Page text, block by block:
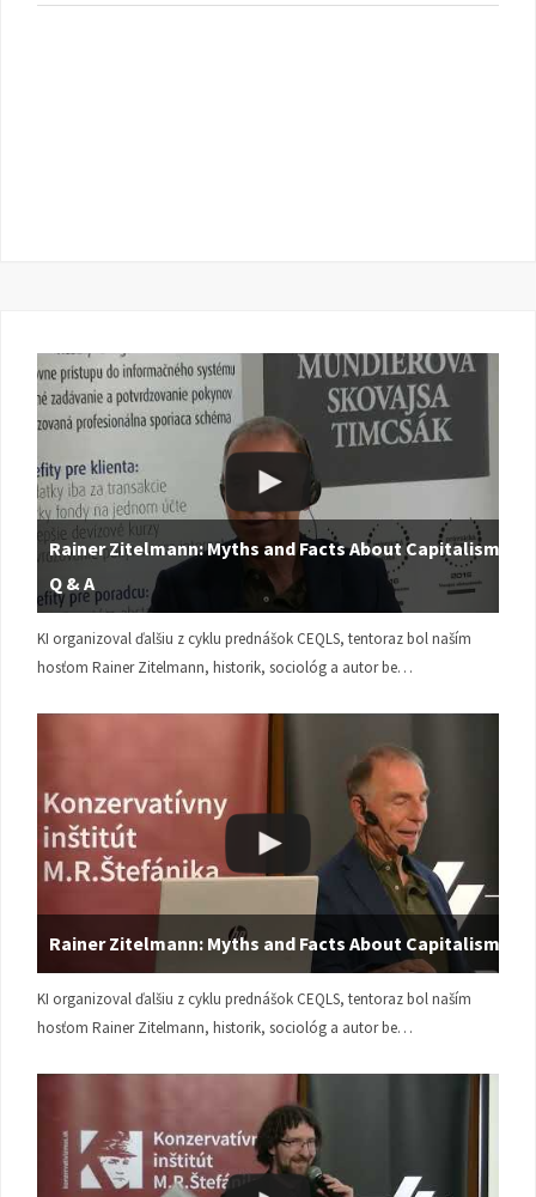
Rainer Zitelmann: Myths and Facts About Capitalism |
Q & A
KI organizoval ďalšiu z cyklu prednášok CEQLS, tentoraz bol naším
hosťom Rainer Zitelmann, historik, sociológ a autor be…
Rainer Zitelmann: Myths and Facts About Capitalism
KI organizoval ďalšiu z cyklu prednášok CEQLS, tentoraz bol naším
hosťom Rainer Zitelmann, historik, sociológ a autor be…